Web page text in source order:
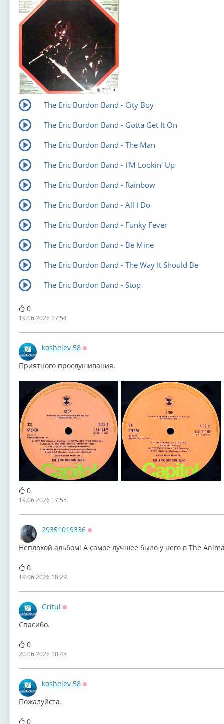
The Eric Burdon Band - City Boy
The Eric Burdon Band - Gotta Get It On
The Eric Burdon Band - The Man
The Eric Burdon Band - I'M Lookin' Up
The Eric Burdon Band - Rainbow
The Eric Burdon Band - All I Do
The Eric Burdon Band - Funky Fever
The Eric Burdon Band - Be Mine
The Eric Burdon Band - The Way It Should Be
The Eric Burdon Band - Stop
0
19.06.2026 17:54
koshelev 58
⁣⁣Приятного прослушивания.
0
19.06.2026 17:55
29351019336
Неплохой альбом! А самое лучшее было у него в The
0
19.06.2026 18:29
Gritul
Спасибо.
0
20.06.2026 10:48
koshelev 58
Пожалуйста.
0